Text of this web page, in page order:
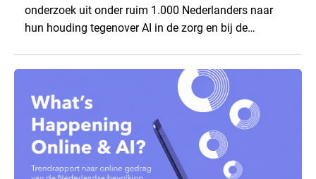
onderzoek uit onder ruim 1.000 Nederlanders naar
hun houding tegenover AI in de zorg en bij de
toepassingen, en waar trekken zij een grens? Dit
artikel is aangeleverd door kennispartner Miles
Research. ▼ De uitkomsten zijn…